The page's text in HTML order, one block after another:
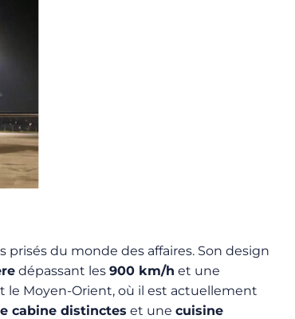
prisés du monde des affaires. Son design
dépassant les 900 km/h et une
le Moyen-Orient, où il est actuellement
cabine distinctes et une cuisine